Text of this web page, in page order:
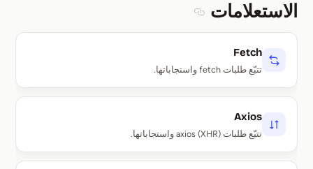
الاستعلامات
Fetch
تتبّع طلبات fetch واستجاباتها.
Axios
تتبّع طلبات axios (XHR) واستجاباتها.